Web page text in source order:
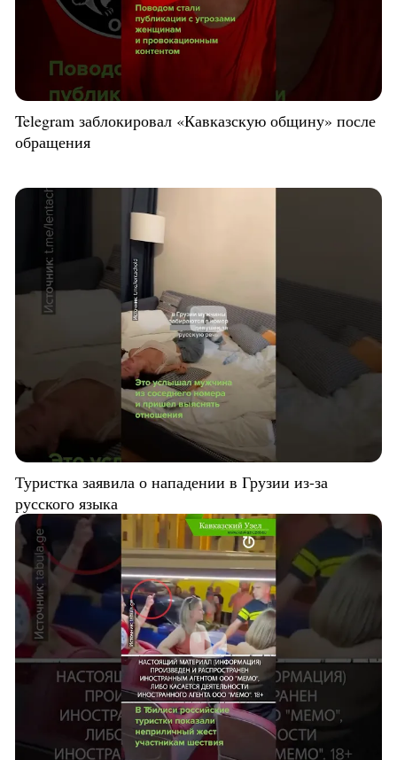
Telegram заблокировал «Кавказскую общину» после
обращения
Туристка заявила о нападении в Грузии из-за
русского языка